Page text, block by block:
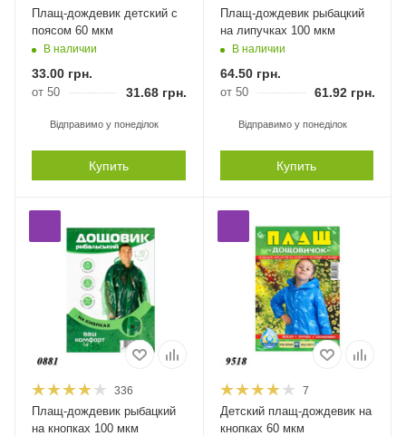
Плащ-дождевик детский с
поясом 60 мкм
В наличии
33.00 грн.
от 50 31.68 грн.
Відправимо у понеділок
Купить
Плащ-дождевик рыбацкий
на липучках 100 мкм
В наличии
64.50грн.
от 50 61.92грн.
Відправимо у понеділок
Купить
336
Плащ-дождевик рыбацкий
на кнопках 100 мкм
7
Детский плащ-дождевик на
кнопках 60 мкм